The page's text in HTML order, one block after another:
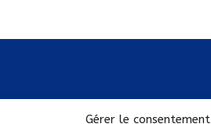
Gérer le consentement